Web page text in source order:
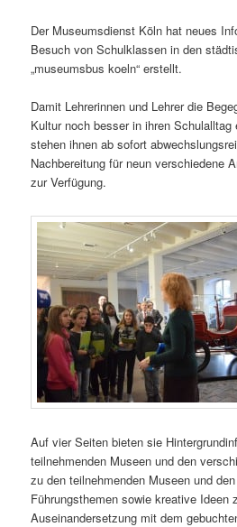
Der Museumsdienst Köln hat neues
Besuch von Schulklassen in den
„museumsbus koeln“ erstellt.
Damit Lehrerinnen und Lehrer die
Kultur noch besser in ihren Schulalltag
stehen ihnen ab sofort
Nachbereitung für neun verschiedene
zur Verfügung.
Auf vier Seiten bieten sie
teilnehmenden Museen und den
zu den teilnehmenden Museen und
Führungsthemen sowie kreative Ideen
Auseinandersetzung mit dem